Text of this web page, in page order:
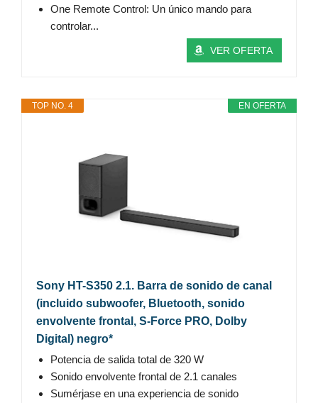
One Remote Control: Un único mando para
controlar...
VER OFERTA
EN OFERTA
TOP NO. 4
Sony HT-S350 2.1. Barra de sonido de canal
(incluido subwoofer, Bluetooth, sonido
envolvente frontal, S-Force PRO, Dolby
Digital) negro*
Potencia de salida total de 320 W
Sonido envolvente frontal de 2.1 canales
Sumérjase en una experiencia de sonido